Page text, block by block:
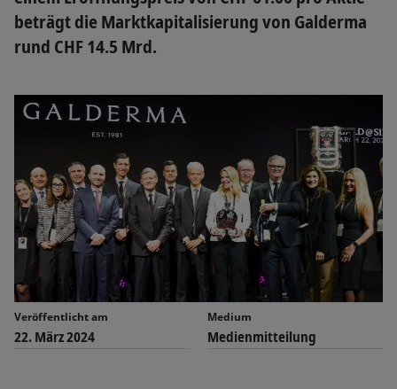
beträgt die Marktkapitalisierung von Galderma
rund CHF 14.5 Mrd.
Veröffentlicht am
22. März 2024
Medium
Medienmitteilung